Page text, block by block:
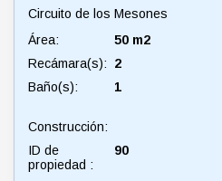
Circuito de los Mesones
Área:
50 m2
Recámara(s):
2
Baño(s):
1
Construcción:
ID de
propiedad :
90